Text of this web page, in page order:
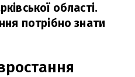
області.
потрібно знати